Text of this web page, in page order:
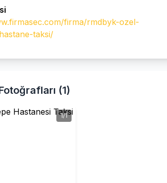
firma/rmdbyk-ozel-
taksi/
(1)
1/1